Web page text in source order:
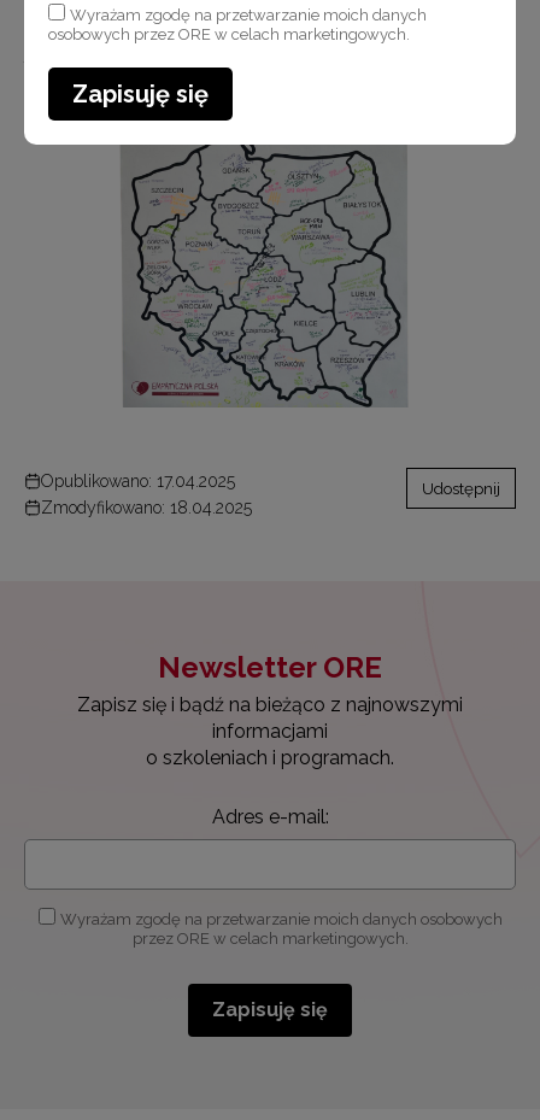
Specjalistyczne Centra Wspierania Edukacji Włączającej w ORE, podczas
konferencji „Empatyczna Edukacja ⇒ Empatyczna Polska”
Opublikowano: 17.04.2025
Zmodyfikowano: 18.04.2025
Udostępnij
Newsletter ORE
Zapisz się i bądź na bieżąco z najnowszymi
informacjami
o szkoleniach i programach.
Adres e-mail:
Wyrażam zgodę na przetwarzanie moich danych osobowych
przez ORE w celach marketingowych.
Zapisuję się
Wyrażam zgodę na przetwarzanie moich danych
osobowych przez ORE w celach marketingowych.
Zapisuję się